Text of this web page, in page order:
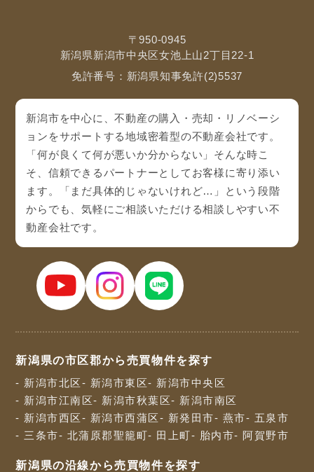
〒950-0945
新潟県新潟市中央区女池上山2丁目22-1
免許番号：新潟県知事免許(2)5537
新潟市を中心に、不動産の購入・売却・リノベーシ
ョンをサポートする地域密着型の不動産会社です。
「何が良くて何が悪いか分からない」そんな時こ
そ、信頼できるパートナーとしてお客様に寄り添い
ます。「まだ具体的じゃないけれど…」という段階
からでも、気軽にご相談いただける相談しやすい不
動産会社です。
新潟県の市区郡から売買物件を探す
- 新潟市北区 - 新潟市東区- 新潟市中央区
- 新潟市江南区- 新潟市秋葉区- 新潟市南区
- 新潟市西区 - 新潟市西蒲区 - 新発田市- 燕市- 五泉市
- 三条市- 北蒲原郡聖籠町- 田上町- 胎内市- 阿賀野市
新潟県の沿線から売買物件を探す